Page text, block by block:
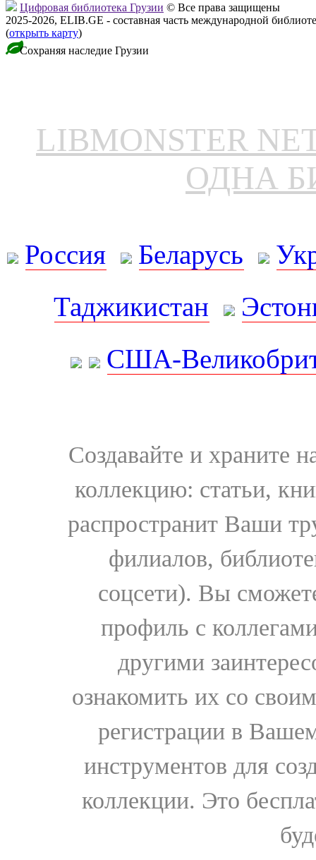
Цифровая библиотека Грузии © Все права защищены
2025-2026, ELIB.GE - составная часть международной
(открыть карту)
Сохраняя наследие Грузии
LIBMONSTER
ОДНА
Россия Беларусь
Таджикистан
США-
Создавайте и храните
коллекцию: статьи,
распространит Ваши
филиалов,
соцсети). Вы
профиль с
другими
ознакомить их со
регистрации в
инструментов для
коллекции. Это